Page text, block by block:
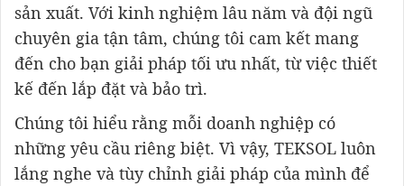
sản xuất. Với kinh nghiệm lâu năm và đội ngũ
chuyên gia tận tâm, chúng tôi cam kết mang
đến cho bạn giải pháp tối ưu nhất, từ việc thiết
kế đến lắp đặt và bảo trì.
Chúng tôi hiểu rằng mỗi doanh nghiệp có
những yêu cầu riêng biệt. Vì vậy, TEKSOL luôn
lắng nghe và tùy chỉnh giải pháp của mình để